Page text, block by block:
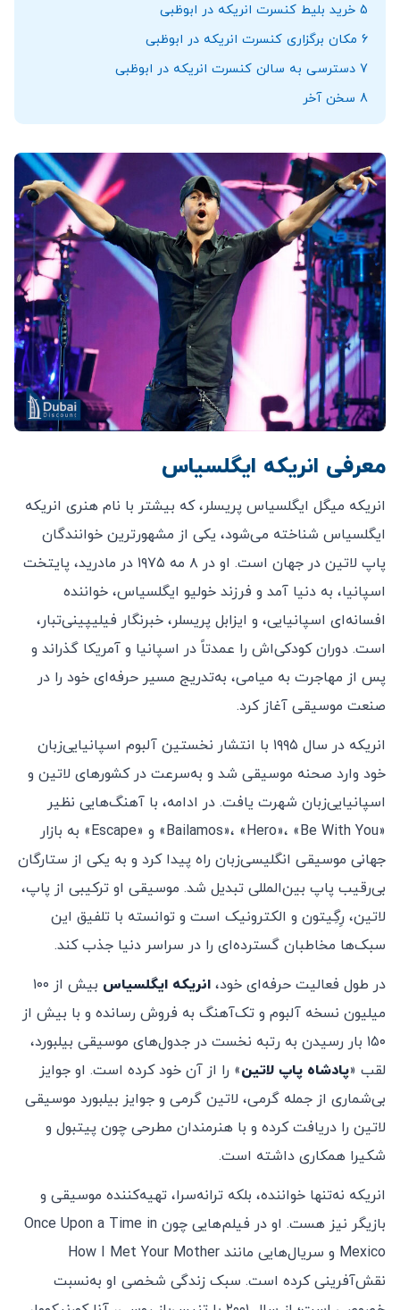
5 خرید بلیط کنسرت انریکه در ابوظبی
6 مکان برگزاری کنسرت انریکه در ابوظبی
7 دسترسی به سالن کنسرت انریکه در ابوظبی
8 سخن آخر
معرفی انریکه ایگلسیاس
انریکه میگل ایگلسیاس پریسلر، که بیشتر با نام هنری انریکه
ایگلسیاس شناخته می‌شود، یکی از مشهورترین خوانندگان
پاپ لاتین در جهان است. او در ۸ مه ۱۹۷۵ در مادرید، پایتخت
اسپانیا، به دنیا آمد و فرزند خولیو ایگلسیاس، خواننده
افسانه‌ای اسپانیایی، و ایزابل پریسلر، خبرنگار فیلیپینی‌تبار،
است. دوران کودکی‌اش را عمدتاً در اسپانیا و آمریکا گذراند و
پس از مهاجرت به میامی، به‌تدریج مسیر حرفه‌ای خود را در
صنعت موسیقی آغاز کرد.
انریکه در سال ۱۹۹۵ با انتشار نخستین آلبوم اسپانیایی‌زبان
خود وارد صحنه موسیقی شد و به‌سرعت در کشورهای لاتین و
اسپانیایی‌زبان شهرت یافت. در ادامه، با آهنگ‌هایی نظیر
«Bailamos»، «Hero»، «Be With You» و «Escape» به بازار
جهانی موسیقی انگلیسی‌زبان راه پیدا کرد و به یکی از ستارگان
بی‌رقیب پاپ بین‌المللی تبدیل شد. موسیقی او ترکیبی از پاپ،
لاتین، رِگِیتون و الکترونیک است و توانسته با تلفیق این
سبک‌ها مخاطبان گسترده‌ای را در سراسر دنیا جذب کند.
در طول فعالیت حرفه‌ای خود، انریکه ایگلسیاس
بیش از ۱۰۰
میلیون نسخه آلبوم و تک‌آهنگ به فروش رسانده و با بیش از
۱۵۰ بار رسیدن به رتبه نخست در جدول‌های موسیقی بیلبورد،
لقب «پادشاه پاپ لاتین» را از آن خود کرده است. او جوایز
بی‌شماری از جمله گرمی، لاتین گرمی و جوایز بیلبورد موسیقی
لاتین را دریافت کرده و با هنرمندان مطرحی چون پیتبول و
شکیرا همکاری داشته است.
انریکه نه‌تنها خواننده، بلکه ترانه‌سرا، تهیه‌کننده موسیقی و
بازیگر نیز هست. او در فیلم‌هایی چون Once Upon a Time in
Mexico و سریال‌هایی مانند How I Met Your Mother
نقش‌آفرینی کرده است. سبک زندگی شخصی او به‌نسبت